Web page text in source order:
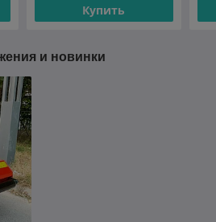
Купить
и новинки